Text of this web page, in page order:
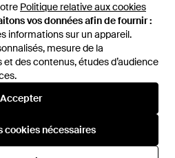
Politique relative aux cookies
vos données afin de fournir :
informations sur un appareil.
mesure de la
des contenus, études d’audience
Accepter
cookies nécessaires
Politique relative aux cookies
vos données afin de fournir :
informations sur un appareil.
mesure de la
des contenus, études d’audience
Accepter
cookies nécessaires